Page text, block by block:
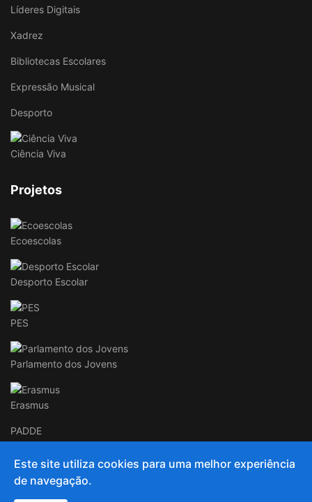
Líderes Digitais
Xadrez
Bibliotecas Escolares
Expressão Musical
Desporto
Ciência Viva
Projetos
Ecoescolas
Desporto Escolar
PES
Parlamento dos Jovens
Erasmus
PADDE
Este site utiliza cookies para uma melhor experiência
de navegação.